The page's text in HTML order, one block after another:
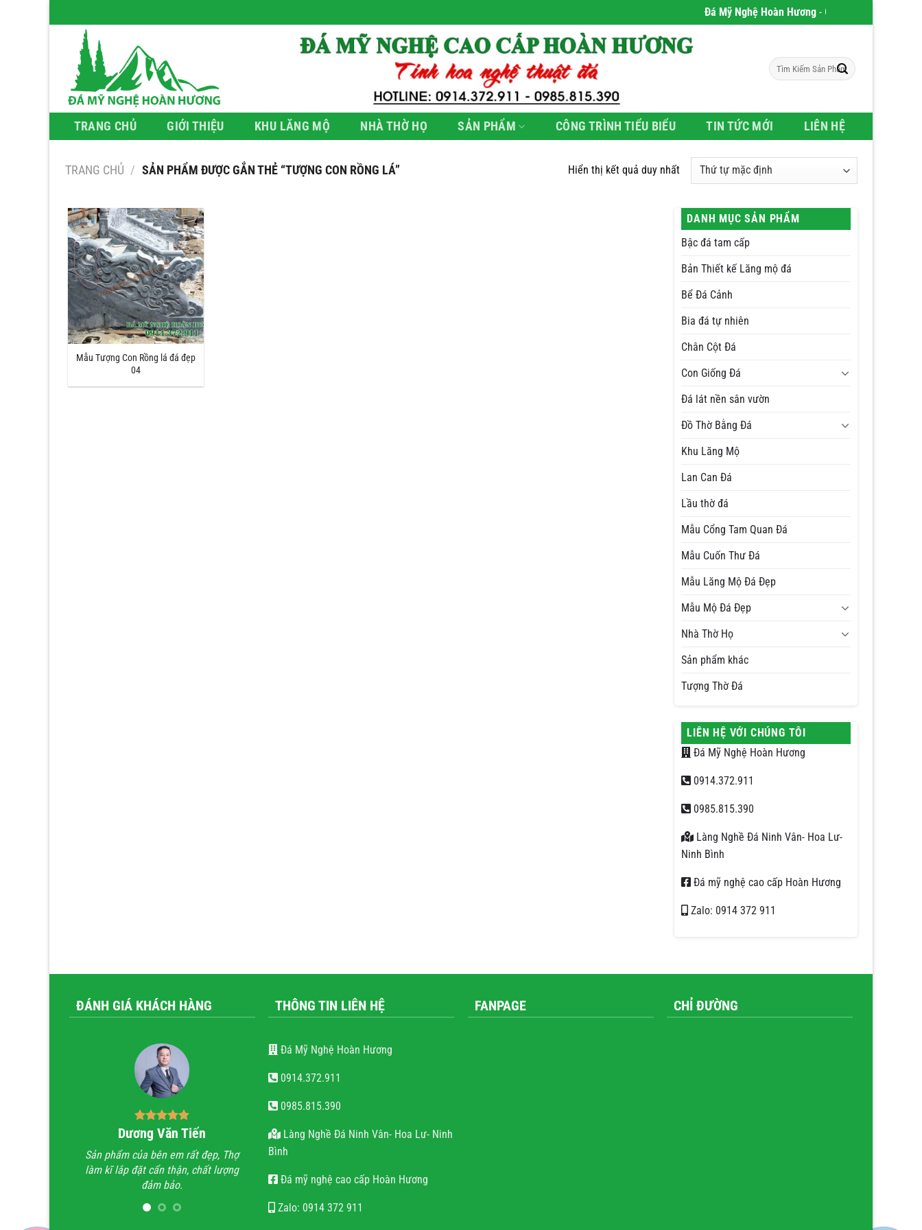
qua
Đá Mỹ Nghệ Hoàn Hương- Chúng tôi chuyên phân
Tìm
kiếm:
TRANG CHỦ GIỚI THIỆU KHU LĂNG MỘ NHÀ THỜ HỌ SẢN PHẨM CÔNG TRÌNH TIỂU BIỂU TIN TỨC MỚI LIÊN HỆ
TRANG CHỦ / SẢN PHẨM ĐƯỢC GẮN THẺ “TƯỢNG CON RỒNG LÁ” Hiển thị kết quả duy nhất
Mẫu Tượng Con Rồng lá đá đẹp
04
DANH MỤC SẢN PHẨM
Bậc đá tam cấp
Bản Thiết kế Lăng mộ đá
Bể Đá Cảnh
Bia đá tự nhiên
Chân Cột Đá
Con Giống Đá
Đá lát nền sân vườn
Đồ Thờ Bằng Đá
Khu Lăng Mộ
Lan Can Đá
Lầu thờ đá
Mẫu Cổng Tam Quan Đá
Mẫu Cuốn Thư Đá
Mẫu Lăng Mộ Đá Đẹp
Mẫu Mộ Đá Đẹp
Nhà Thờ Họ
Sản phẩm khác
Tượng Thờ Đá
LIÊN HỆ VỚI CHÚNG TÔI
Đá Mỹ Nghệ Hoàn Hương
0914.372.911
0985.815.390
Làng Nghề Đá Ninh Vân- Hoa Lư-
Ninh Bình
Đá mỹ nghệ cao cấp Hoàn Hương
Zalo: 0914 372 911
ĐÁNH GIÁ KHÁCH HÀNG
Dương Văn Tiến
Sản phẩm của bên em rất đẹp, Thợ
làm kĩ lắp đặt cẩn thận, chất lượng
đảm bảo.
Bùi Quốc Trung
Anh đã đi xem rất nhiều những công
trình không thấy sự sắc sảo, tinh tế,
họ chỉ làm lăng mộ đá cho có, không
quan tâm đến thẩm mỹ và chất
THÔNG TIN LIÊN HỆ
Đá Mỹ Nghệ Hoàn Hương
0914.372.911
0985.815.390
Làng Nghề Đá Ninh Vân- Hoa Lư- Ninh
Bình
Đá mỹ nghệ cao cấp Hoàn Hương
Zalo: 0914 372 911
FANPAGE CHỈ ĐƯỜNG